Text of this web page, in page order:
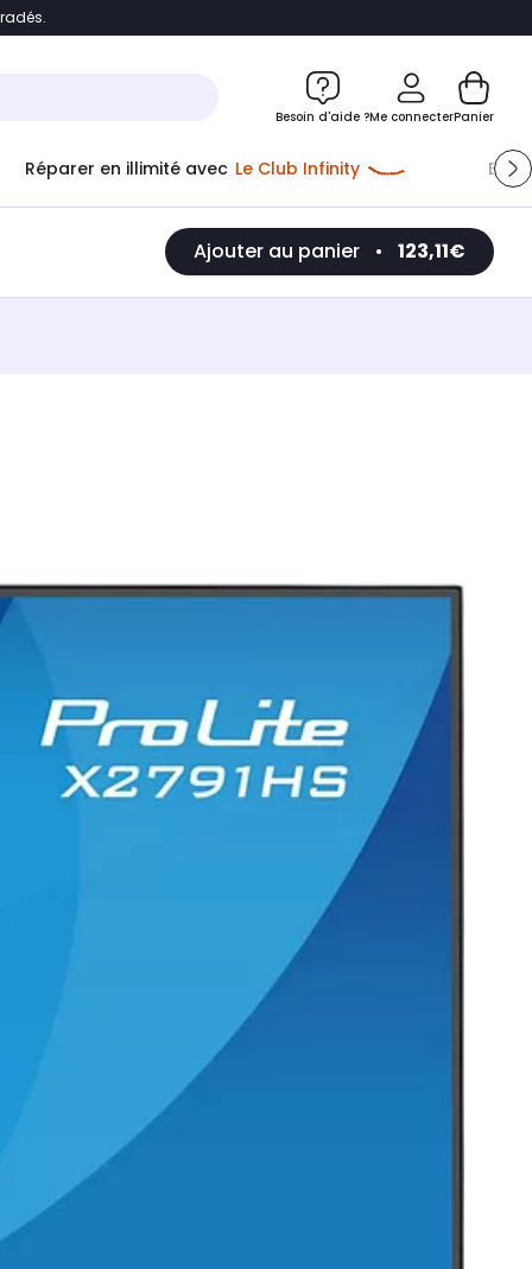
Accéder directement au chatbot
Besoin d'aide ?Me connecterPanier
Réparer en illimité avec Le Club Infinity
Ajouter au panier • 123,11€